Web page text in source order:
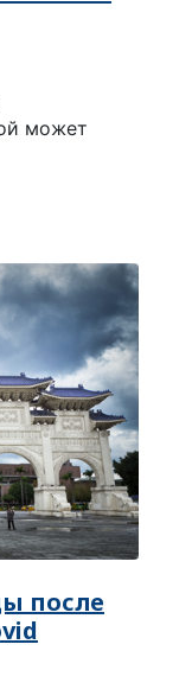
может
после